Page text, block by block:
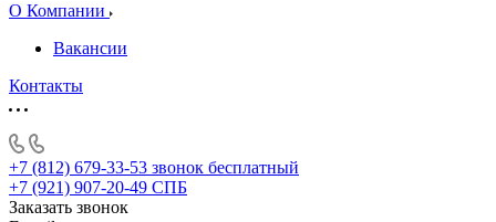
О Компании
Вакансии
Контакты
+7 (812) 679-33-53 звонок бесплатный
+7 (921) 907-20-49 СПБ
Заказать звонок